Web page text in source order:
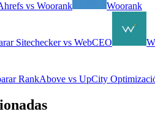
vs Woorank Woorank
Sitecheckervs WebCEO
RankAbove vs UpCity